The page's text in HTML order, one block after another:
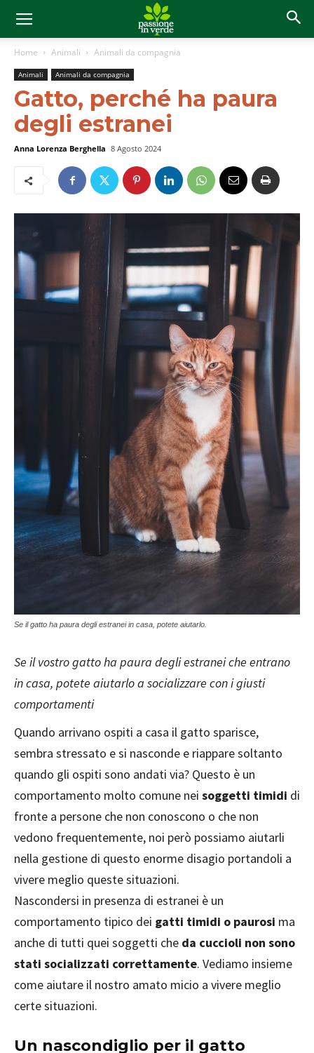
Home Animali Animali da compagnia
Animali Animali da compagnia
Gatto, perché ha paura
degli estranei
Anna Lorenza Berghella 8 Agosto 2024
Se il gatto ha paura degli estranei in casa, potete aiutarlo.
Se il vostro gatto ha paura degli estranei che entrano
in casa, potete aiutarlo a socializzare con i giusti
comportamenti
Quando arrivano ospiti a casa il gatto sparisce,
sembra stressato e si nasconde e riappare soltanto
quando gli ospiti sono andati via? Questo è un
comportamento molto comune nei soggetti timidi di
fronte a persone che non conoscono o che non
vedono frequentemente, noi però possiamo aiutarli
nella gestione di questo enorme disagio portandoli a
vivere meglio queste situazioni.
Nascondersi in presenza di estranei è un
comportamento tipico dei gatti timidi o paurosi ma
anche di tutti quei soggetti che da cuccioli non sono
stati socializzati correttamente. Vediamo insieme
come aiutare il nostro amato micio a vivere meglio
certe situazioni.
Un nascondiglio per il gatto